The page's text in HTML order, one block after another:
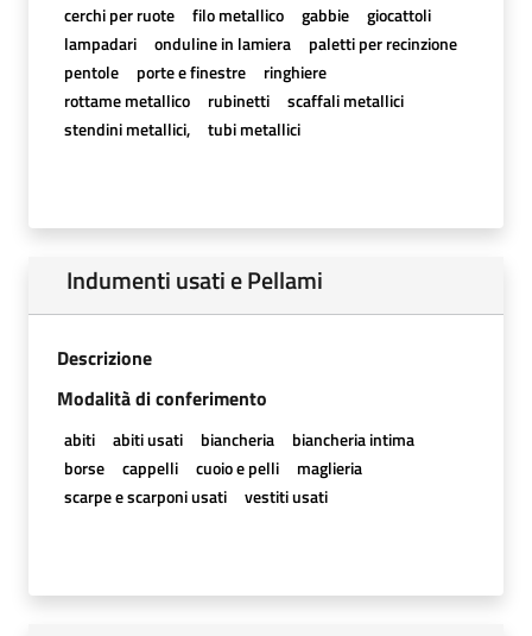
cerchi per ruote
filo metallico gabbie
giocattoli
lampadari
onduline in lamiera
paletti per recinzione
pentole
porte e finestre
ringhiere
rottame metallico
rubinetti
scaffali metallici
stendini metallici,
tubi metallici
Indumenti usati e Pellami
Descrizione
Modalità di conferimento
abiti abiti usati biancheria
biancheria intima
borse
cappelli cuoio e pelli
maglieria
scarpe e scarponi usati
vestiti usati